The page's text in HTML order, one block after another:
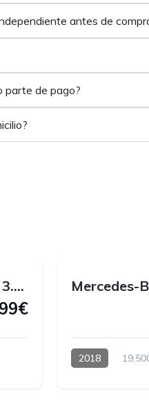
antes de
parte de pago?
AUDI A4 ALLROAD QUATTRO 50 3.0 V6 TDI 286 CV
2018